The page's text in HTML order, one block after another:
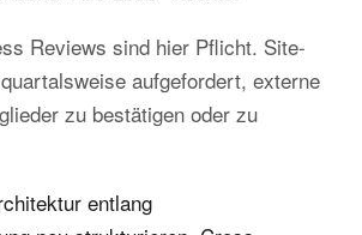
Reviews sind hier Pflicht. Site-
aufgefordert, externe
zu bestätigen oder zu
entlang